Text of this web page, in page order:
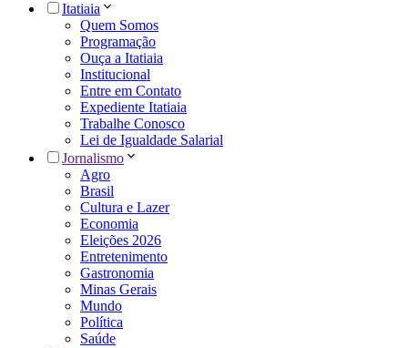
Itatiaia
Quem Somos
Programação
Ouça a Itatiaia
Institucional
Entre em Contato
Expediente Itatiaia
Trabalhe Conosco
Lei de Igualdade Salarial
Jornalismo
Agro
Brasil
Cultura e Lazer
Economia
Eleições 2026
Entretenimento
Gastronomia
Minas Gerais
Mundo
Política
Saúde